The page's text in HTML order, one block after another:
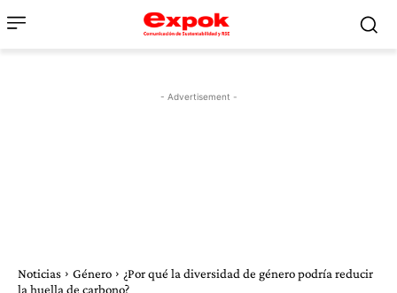
- Advertisement -
Noticias Género
¿Por qué la diversidad de género podría reducir
la huella de carbono?